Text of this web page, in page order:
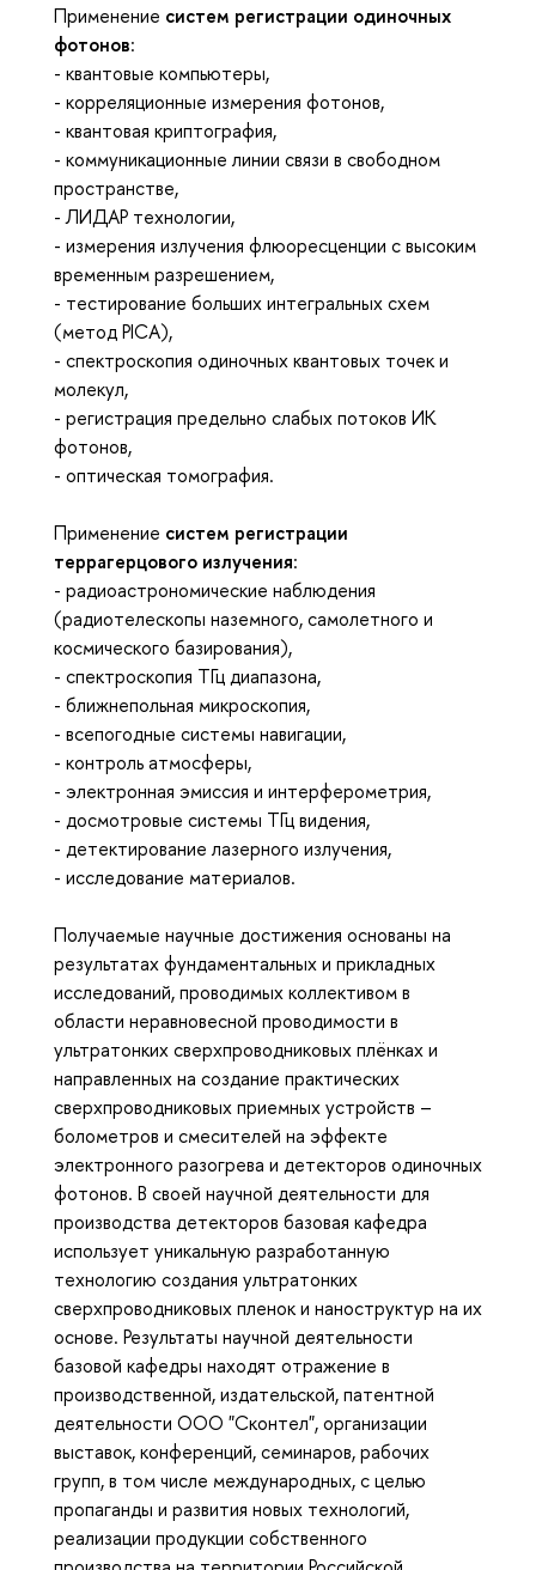
Применение систем регистрации одиночных
фотонов:
- квантовые компьютеры,
- корреляционные измерения фотонов,
- квантовая криптография,
- коммуникационные линии связи в свободном
пространстве,
- ЛИДАР технологии,
- измерения излучения флюоресценции с высоким
временным разрешением,
- тестирование больших интегральных схем
(метод PICA),
- спектроскопия одиночных квантовых точек и
молекул,
- регистрация предельно слабых потоков ИК
фотонов,
- оптическая томография.
Применение систем регистрации
террагерцового излучения:
- радиоастрономические наблюдения
(радиотелескопы наземного, самолетного и
космического базирования),
- спектроскопия ТГц диапазона,
- ближнепольная микроскопия,
- всепогодные системы навигации,
- контроль атмосферы,
- электронная эмиссия и интерферометрия,
- досмотровые системы ТГц видения,
- детектирование лазерного излучения,
- исследование материалов.
Получаемые научные достижения основаны на
результатах фундаментальных и прикладных
исследований, проводимых коллективом в
области неравновесной проводимости в
ультратонких сверхпроводниковых плёнках и
направленных на создание практических
сверхпроводниковых приемных устройств –
болометров и смесителей на эффекте
электронного разогрева и детекторов одиночных
фотонов. В своей научной деятельности для
производства детекторов базовая кафедра
использует уникальную разработанную
технологию создания ультратонких
сверхпроводниковых пленок и наноструктур на их
основе. Результаты научной деятельности
базовой кафедры находят отражение в
производственной, издательской, патентной
деятельности ООО "Сконтел", организации
выставок, конференций, семинаров, рабочих
групп, в том числе международных, с целью
пропаганды и развития новых технологий,
реализации продукции собственного